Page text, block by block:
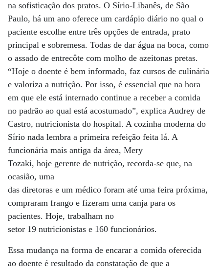
na sofisticação dos pratos. O Sírio-Libanês, de São
Paulo, há um ano oferece um cardápio diário no qual o
paciente escolhe entre três opções de entrada, prato
principal e sobremesa. Todas de dar água na boca, como
o assado de entrecôte com molho de azeitonas pretas.
“Hoje o doente é bem informado, faz cursos de culinária
e valoriza a nutrição. Por isso, é essencial que na hora
em que ele está internado continue a receber a comida
no padrão ao qual está acostumado”, explica Audrey de
Castro, nutricionista do hospital. A cozinha moderna do
Sírio nada lembra a primeira refeição feita lá. A
funcionária mais antiga da área, Mery
Tozaki, hoje gerente de nutrição, recorda-se que, na
ocasião, uma
das diretoras e um médico foram até uma feira próxima,
compraram frango e fizeram uma canja para os
pacientes. Hoje, trabalham no
setor 19 nutricionistas e 160 funcionários.
Essa mudança na forma de encarar a comida oferecida
ao doente é resultado da constatação de que a